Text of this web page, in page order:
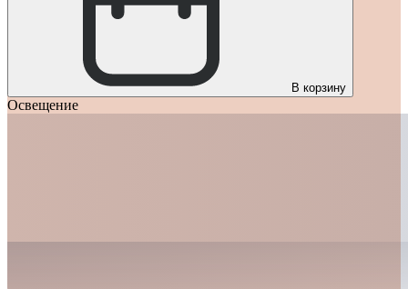
В корзину
Освещение